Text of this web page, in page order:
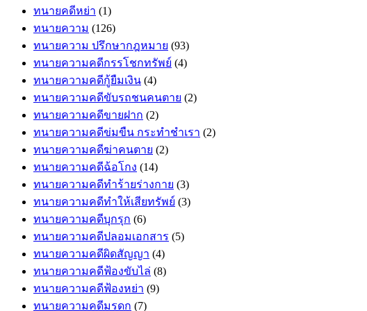
ทนายคดีหย่า (1)
ทนายความ (126)
ทนายความ ปรึกษากฎหมาย (93)
ทนายความคดีกรรโชกทรัพย์ (4)
ทนายความคดีกู้ยืมเงิน (4)
ทนายความคดีขับรถชนคนตาย (2)
ทนายความคดีขายฝาก (2)
ทนายความคดีข่มขืน กระทำชำเรา (2)
ทนายความคดีฆ่าคนตาย (2)
ทนายความคดีฉ้อโกง (14)
ทนายความคดีทำร้ายร่างกาย (3)
ทนายความคดีทำให้เสียทรัพย์ (3)
ทนายความคดีบุกรุก (6)
ทนายความคดีปลอมเอกสาร (5)
ทนายความคดีผิดสัญญา (4)
ทนายความคดีฟ้องขับไล่ (8)
ทนายความคดีฟ้องหย่า (9)
ทนายความคดีมรดก (7)